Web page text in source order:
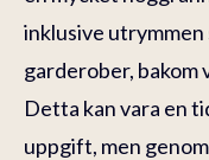
inklusive utrymmen
garderober,
Detta kan vara en
uppgift, men